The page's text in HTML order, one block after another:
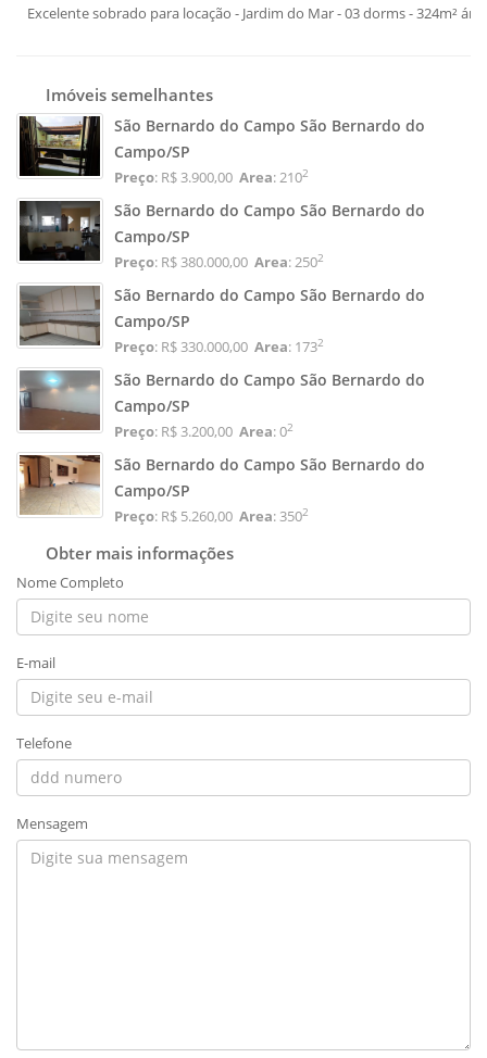
Excelente sobrado para locação - Jardim do Mar - 03 dorms - 324m²
Imóveis semelhantes
São Bernardo do Campo São Bernardo do
Campo/SP
Preço: R$ 3.900,00 Area: 2102
São Bernardo do Campo São Bernardo do
Campo/SP
Preço: R$ 380.000,00 Area: 2502
São Bernardo do Campo São Bernardo do
Campo/SP
Preço: R$ 330.000,00 Area: 1732
São Bernardo do Campo São Bernardo do
Campo/SP
Preço: R$ 3.200,00 Area: 02
São Bernardo do Campo São Bernardo do
Campo/SP
Preço: R$ 5.260,00 Area: 3502
Obter mais informações
Nome Completo
E-mail
Telefone
Mensagem